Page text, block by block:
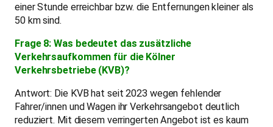
einer Stunde erreichbar bzw. die Entfernungen kleiner als
50 km sind.
Frage 8: Was bedeutet das zusätzliche
Verkehrsaufkommen für die Kölner
Verkehrsbetriebe (KVB)?
Antwort: Die KVB hat seit 2023 wegen fehlender
Fahrer/innen und Wagen ihr Verkehrsangebot deutlich
reduziert. Mit diesem verringerten Angebot ist es kaum